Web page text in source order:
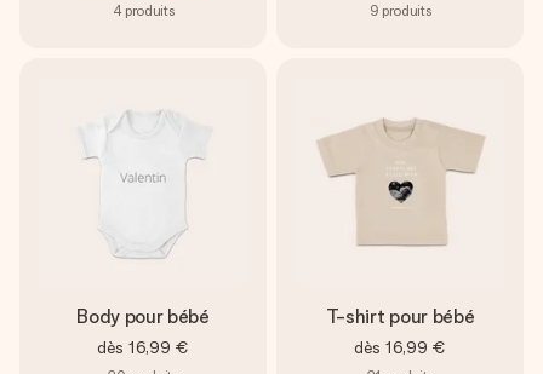
4 produits 9 produits
Body pour bébé
dès 16,99 €
T-shirt pour bébé
dès 16,99 €